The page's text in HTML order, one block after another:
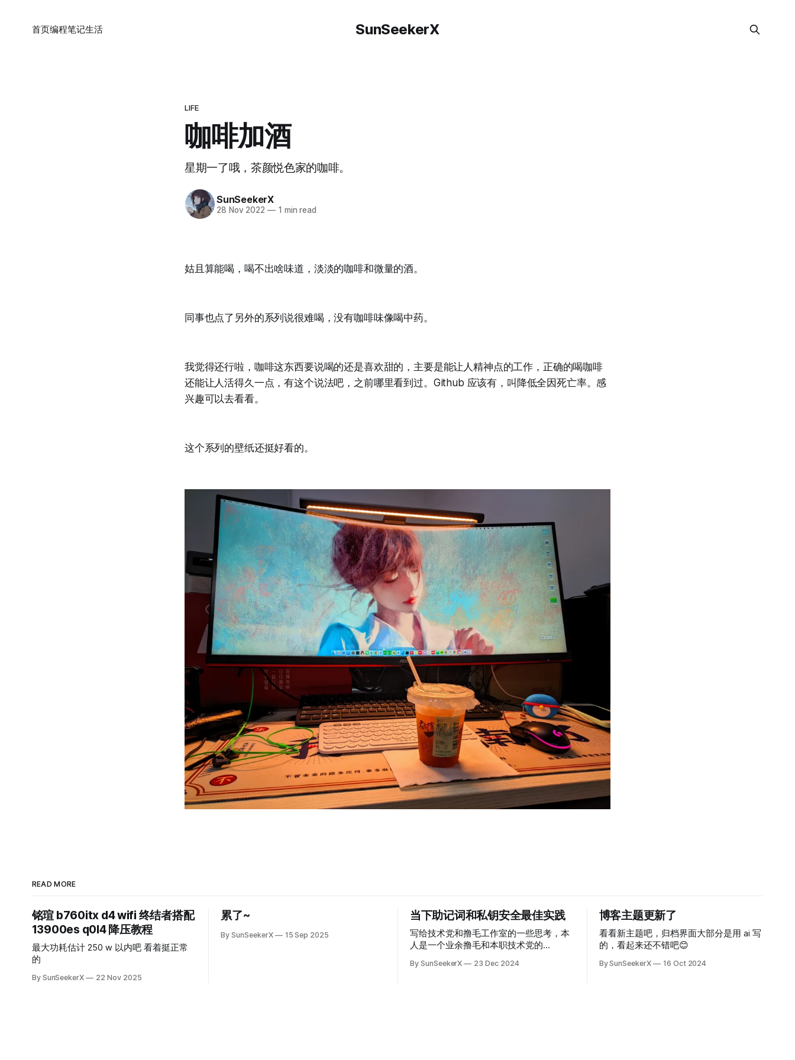
SunSeekerX
首页编程笔记生活
LIFE
咖啡加酒
星期一了哦，茶颜悦色家的咖啡。
SunSeekerX
28 Nov 2022 —1 min read
姑且算能喝，喝不出啥味道，淡淡的咖啡和微量的酒。
同事也点了另外的系列说很难喝，没有咖啡味像喝中药。
我觉得还行啦，咖啡这东西要说喝的还是喜欢甜的，主要是能让人精神点的工作，正确的喝咖啡
还能让人活得久一点，有这个说法吧，之前哪里看到过。Github 应该有，叫降低全因死亡率。感
兴趣可以去看看。
这个系列的壁纸还挺好看的。
READ MORE
铭瑄 b760itx d4 wifi 终结者搭配
13900es q0l4 降压教程
最大功耗估计 250 w 以内吧 看着挺正常
的
By SunSeekerX 22 Nov 2025
累了~
By SunSeekerX 15 Sep 2025
当下助记词和私钥安全最佳实践
写给技术党和撸毛工作室的一些思考，本
人是一个业余撸毛和本职技术党的
填饱肚子和改善生活为己任。本文不考虑
By SunSeekerX 23 Dec 2024
博客主题更新了
看看新主题吧，归档界面大部分是用 ai 写
的，看起来还不错吧😊
By SunSeekerX 16 Oct 2024